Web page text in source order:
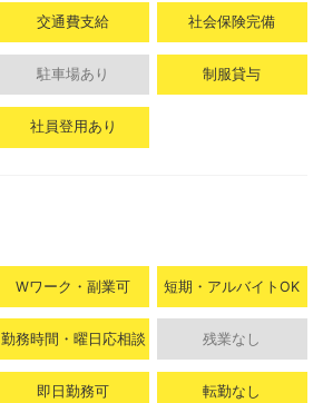
交通費支給 社会保険完備
駐車場あり 制服貸与
社員登用あり
Wワーク・副業可 短期・アルバイトOK
勤務時間・曜日応相談 残業なし
即日勤務可 転勤なし